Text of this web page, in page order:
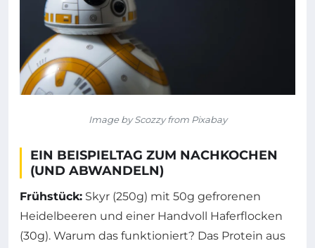
Image by Scozzy from Pixabay
EIN BEISPIELTAG ZUM NACHKOCHEN
(UND ABWANDELN)
Frühstück: Skyr (250g) mit 50g gefrorenen
Heidelbeeren und einer Handvoll Haferflocken
(30g). Warum das funktioniert? Das Protein aus